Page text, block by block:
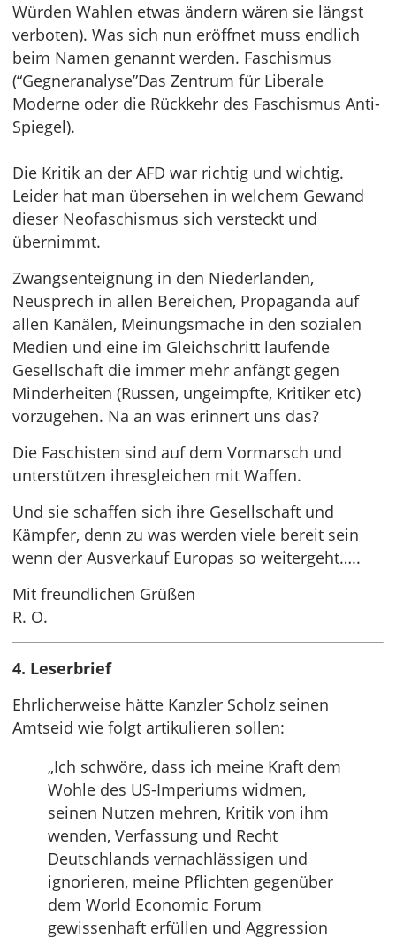
Würden Wahlen etwas ändern wären sie längst
verboten). Was sich nun eröffnet muss endlich
beim Namen genannt werden. Faschismus
(“Gegneranalyse”Das Zentrum für Liberale
Moderne oder die Rückkehr des Faschismus Anti-
Spiegel).
Die Kritik an der AFD war richtig und wichtig.
Leider hat man übersehen in welchem Gewand
dieser Neofaschismus sich versteckt und
übernimmt.
Zwangsenteignung in den Niederlanden,
Neusprech in allen Bereichen, Propaganda auf
allen Kanälen, Meinungsmache in den sozialen
Medien und eine im Gleichschritt laufende
Gesellschaft die immer mehr anfängt gegen
Minderheiten (Russen, ungeimpfte, Kritiker etc)
vorzugehen. Na an was erinnert uns das?
Die Faschisten sind auf dem Vormarsch und
unterstützen ihresgleichen mit Waffen.
Und sie schaffen sich ihre Gesellschaft und
Kämpfer, denn zu was werden viele bereit sein
wenn der Ausverkauf Europas so weitergeht…..
Mit freundlichen Grüßen
R. O.
4. Leserbrief
Ehrlicherweise hätte Kanzler Scholz seinen
Amtseid wie folgt artikulieren sollen:
„Ich schwöre, dass ich meine Kraft dem
Wohle des US-Imperiums widmen,
seinen Nutzen mehren, Kritik von ihm
wenden, Verfassung und Recht
Deutschlands vernachlässigen und
ignorieren, meine Pflichten gegenüber
dem World Economic Forum
gewissenhaft erfüllen und Aggression